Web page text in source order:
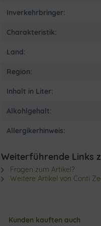
Inverkehrbringer:
Charakteristik:
Land:
Region:
Inhalt in Liter:
Alkohlgehalt:
Allergikerhinweis:
Weiterführende Links
Fragen zum Artikel?
Weitere Artikel von Conti
Kunden kauften auch